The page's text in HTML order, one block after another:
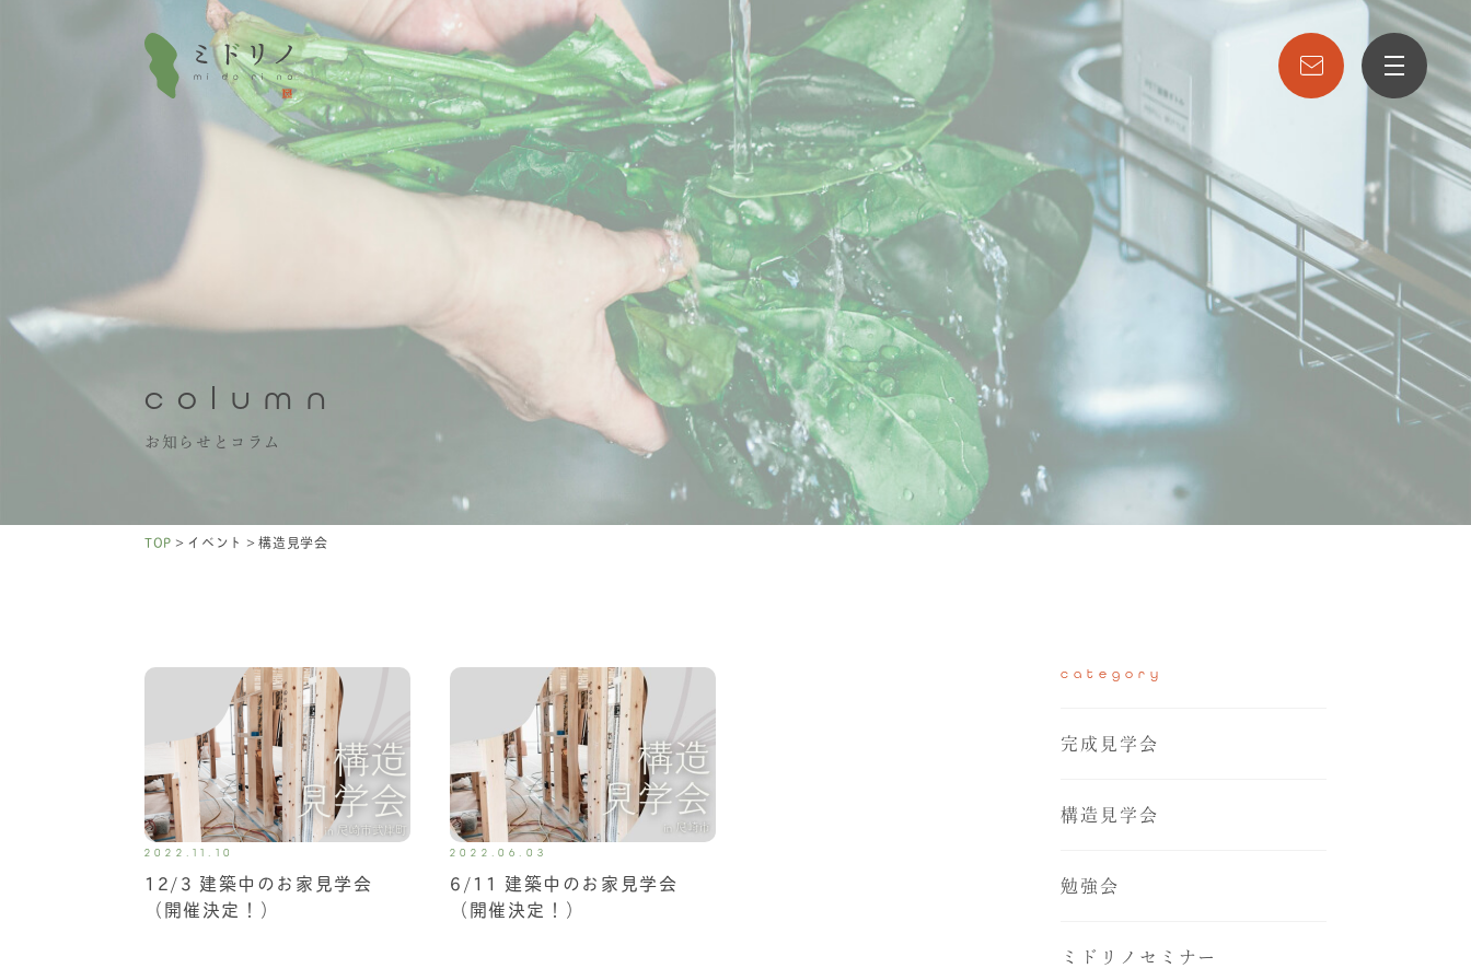
column
お知らせとコラム
TOP > イベント >構造見学会
2022.11.10
12/3 建築中のお家見学会
（開催決定！）
2022.06.03
6/11 建築中のお家見学会
（開催決定！）
category
完成見学会
構造見学会
勉強会
ミドリノセミナー